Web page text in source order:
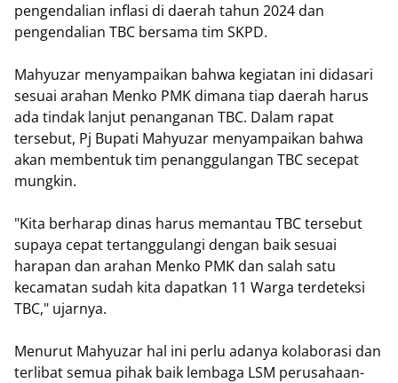
pengendalian inflasi di daerah tahun 2024 dan
pengendalian TBC bersama tim SKPD.
Mahyuzar menyampaikan bahwa kegiatan ini didasari
sesuai arahan Menko PMK dimana tiap daerah harus
ada tindak lanjut penanganan TBC. Dalam rapat
tersebut, Pj Bupati Mahyuzar menyampaikan bahwa
akan membentuk tim penanggulangan TBC secepat
mungkin.
"Kita berharap dinas harus memantau TBC tersebut
supaya cepat tertanggulangi dengan baik sesuai
harapan dan arahan Menko PMK dan salah satu
kecamatan sudah kita dapatkan 11 Warga terdeteksi
TBC," ujarnya.
Menurut Mahyuzar hal ini perlu adanya kolaborasi dan
terlibat semua pihak baik lembaga LSM perusahaan-